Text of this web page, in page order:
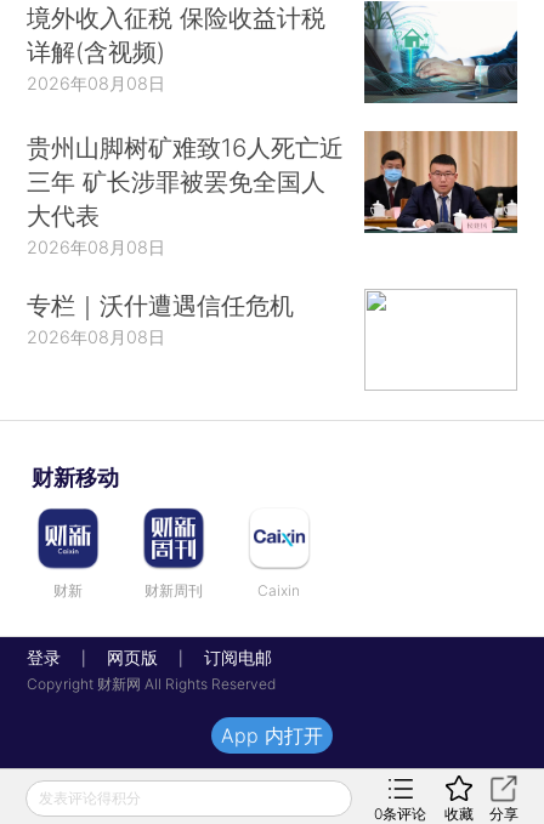
境外收入征税 保险收益计税
详解(含视频)
2026年08月08日
贵州山脚树矿难致16人死亡近
三年 矿长涉罪被罢免全国人
大代表
2026年08月08日
专栏｜沃什遭遇信任危机
2026年08月08日
财新移动
财新 财新周刊 Caixin
登录 网页版 订阅电邮
Copyright 财新网 All Rights Reserved
发表评论得积分
0条评论 收藏 分享
App 内打开